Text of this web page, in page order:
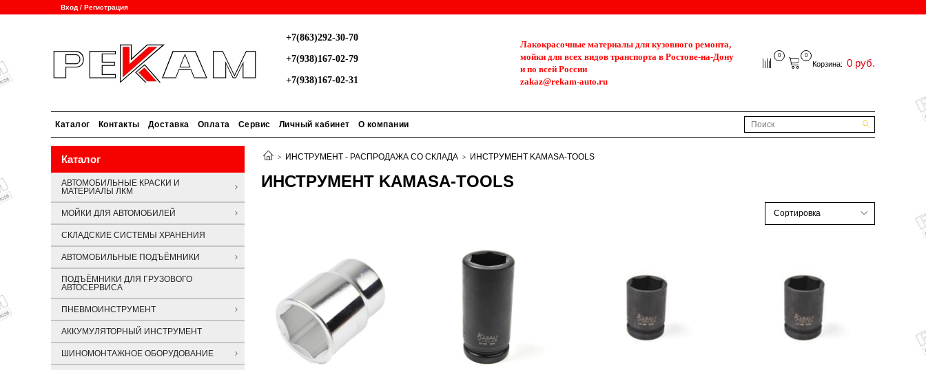
Вход / Регистрация
+7(863)292-30-70
+7(938)167-02-79
+7(938)167-02-31
Лакокрасочные материалы для кузовного ремонта,
мойки для всех видов транспорта в Ростове-на-Дону
и по всей России
zakaz@rekam-auto.ru
0 0
Корзина: 0 руб.
Каталог Контакты Доставка Оплата Сервис Личный кабинет О компании
ИНСТРУМЕНТ - РАСПРОДАЖА СО СКЛАДА ИНСТРУМЕНТ KAMASA-TOOLS
ИНСТРУМЕНТ KAMASA-TOOLS
Каталог
АВТОМОБИЛЬНЫЕ КРАСКИ И
МАТЕРИАЛЫ ЛКМ
МОЙКИ ДЛЯ АВТОМОБИЛЕЙ
СКЛАДСКИЕ СИСТЕМЫ ХРАНЕНИЯ
АВТОМОБИЛЬНЫЕ ПОДЪЁМНИКИ
ПОДЪЁМНИКИ ДЛЯ ГРУЗОВОГО
АВТОСЕРВИСА
ПНЕВМОИНСТРУМЕНТ
АККУМУЛЯТОРНЫЙ ИНСТРУМЕНТ
ШИНОМОНТАЖНОЕ ОБОРУДОВАНИЕ